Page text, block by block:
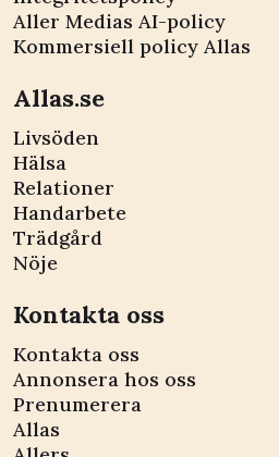
Aller Medias AI-policy
Kommersiell policy Allas
Allas.se
Livsöden
Hälsa
Relationer
Handarbete
Trädgård
Nöje
Kontakta oss
Kontakta oss
Annonsera hos oss
Prenumerera
Allas